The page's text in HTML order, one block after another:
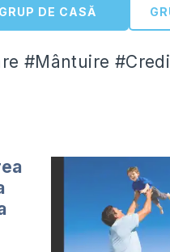
GRUP DE CASĂ
#Mântuire